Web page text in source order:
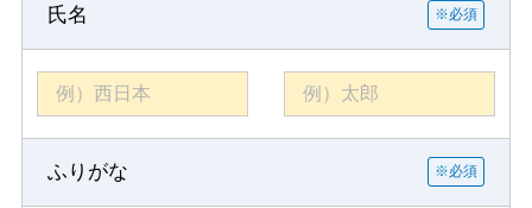
氏名 ※必須
ふりがな ※必須